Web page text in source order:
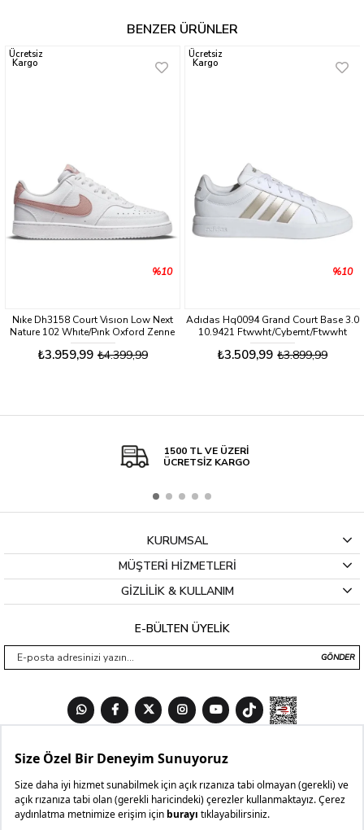
BENZER ÜRÜNLER
Nıke Dh3158 Court Vısıon Low Next
Nature 102 Whıte/Pınk Oxford Zenne
Sneaker Ayakkabı
₺3.959,99 ₺4.399,99
%10
Ücretsiz
Kargo
Adıdas Hq0094 Grand Court Base 3.0
10.9421 Ftwwht/Cybemt/Ftwwht
Zenne Sneaker Ayakkabı
₺3.509,99 ₺3.899,99
%10
Ücretsiz
Kargo
1500 TL VE ÜZERİ
ÜCRETSİZ KARGO
KURUMSAL
MÜŞTERİ HİZMETLERİ
GİZLİLİK & KULLANIM
E-BÜLTEN ÜYELİK
GÖNDER